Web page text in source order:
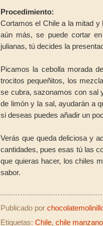
Procedimiento:
Cortamos el Chile a la mitad
aún más, se puede cortar
julianas, tú decides la
Picamos la cebolla morada
trocitos pequeñitos, los
se cubra, sazonamos con sal
de limón y la sal, ayudarán a
si deseas puedes añadir un
Verás que queda deliciosa y
cantidades, pues esas tú las
que quieras hacer, los chiles
sabor.
Publicado por
Etiquetas: Chile, chile manzano